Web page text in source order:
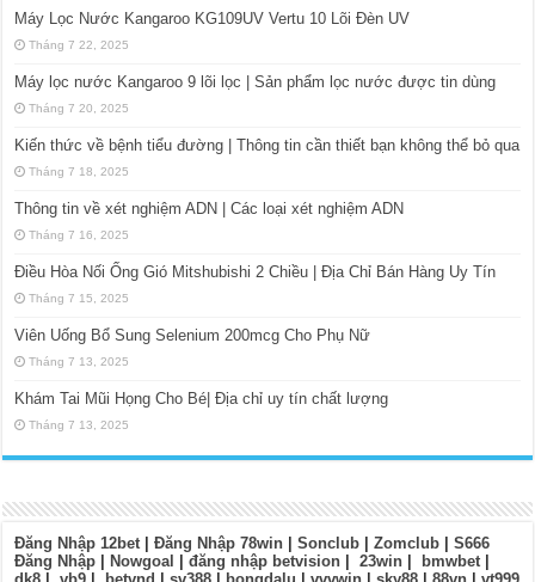
Máy Lọc Nước Kangaroo KG109UV Vertu 10 Lõi Đèn UV
Tháng 7 22, 2025
Máy lọc nước Kangaroo 9 lõi lọc | Sản phẩm lọc nước được tin dùng
Tháng 7 20, 2025
Kiến thức về bệnh tiểu đường | Thông tin cần thiết bạn không thể bỏ qua
Tháng 7 18, 2025
Thông tin về xét nghiệm ADN | Các loại xét nghiệm ADN
Tháng 7 16, 2025
Điều Hòa Nối Ống Gió Mitshubishi 2 Chiều | Địa Chỉ Bán Hàng Uy Tín
Tháng 7 15, 2025
Viên Uống Bổ Sung Selenium 200mcg Cho Phụ Nữ
Tháng 7 13, 2025
Khám Tai Mũi Họng Cho Bé| Địa chỉ uy tín chất lượng
Tháng 7 13, 2025
Đăng Nhập 12bet|Đăng Nhập 78win |Sonclub |Zomclub |S666
Đăng Nhập
Nowgoal |đăng nhập betvision |23win bmwbet|